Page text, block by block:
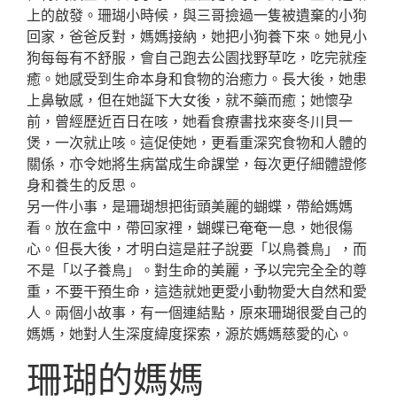
上的啟發。珊瑚小時候，與三哥撿過一隻被遺棄的小狗
回家，爸爸反對，媽媽接納，她把小狗養下來。她見小
狗每每有不舒服，會自己跑去公園找野草吃，吃完就痊
癒。她感受到生命本身和食物的治癒力。長大後，她患
上鼻敏感，但在她誕下大女後，就不藥而癒；她懷孕
前，曾經歷近百日在咳，她看食療書找來麥冬川貝一
煲，一次就止咳。這促使她，更看重深究食物和人體的
關係，亦令她將生病當成生命課堂，每次更仔細體證修
身和養生的反思。
另一件小事，是珊瑚想把街頭美麗的蝴蝶，帶給媽媽
看。放在盒中，帶回家𥚃，蝴蝶已奄奄一息，她很傷
心。但長大後，才明白這是莊子說要「以鳥養鳥」，而
不是「以子養鳥」。對生命的美麗，予以完完全全的尊
重，不要干預生命，這造就她更愛小動物愛大自然和愛
人。兩個小故事，有一個連結點，原來珊瑚很愛自己的
媽媽，她對人生深度緯度探索，源於媽媽慈愛的心。
珊瑚的媽媽